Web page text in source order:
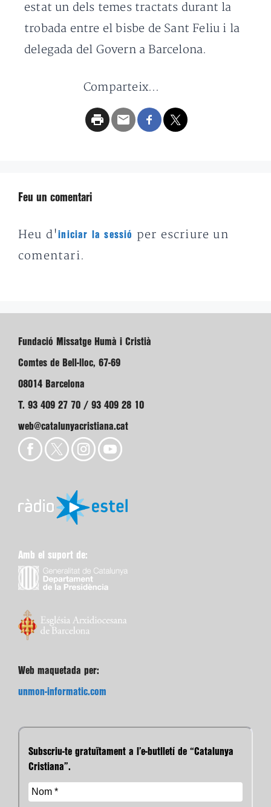
estat un dels temes tractats durant la
trobada entre el bisbe de Sant Feliu i la
delegada del Govern a Barcelona.
Comparteix...
Feu un comentari
Heu d'iniciar la sessió
per escriure un
comentari.
Fundació Missatge Humà i Cristià
Comtes de Bell-lloc, 67-69
08014 Barcelona
T. 93 409 27 70 / 93 409 28 10
web@catalunyacristiana.cat
Amb el suport de:
Web maquetada per:
unmon-informatic.com
Subscriu-te gratuïtament a l’e-butlletí de “Catalunya
Cristiana”.